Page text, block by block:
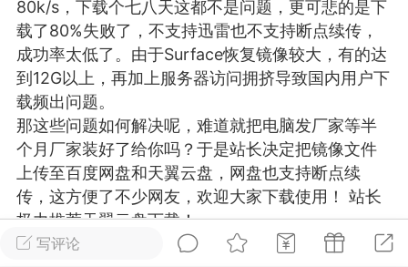
任务 排行 历史
网络
VIP 7
29 21:24
电脑端 Surface Laptop Go 2
Laptop Go 2镜像
网盘下载
Laptop Go 2 i5/8/128 – Windows
写评论
80k/s，下载个七八天这都不是问题，更可悲的是下
载了80%失败了，不支持迅雷也不支持断点续传，
成功率太低了。由于Surface恢复镜像较大，有的达
到12G以上，再加上服务器访问拥挤导致国内用户下
载频出问题。
那这些问题如何解决呢，难道就把电脑发厂家等半
个月厂家装好了给你吗？于是站长决定把镜像文件
上传至百度网盘和天翼云盘，网盘也支持断点续
传，这方便了不少网友，欢迎大家下载使用！ 站长
极力推荐天翼云盘下载！
注：此教程为微软官网提供的教程，若按此教程不